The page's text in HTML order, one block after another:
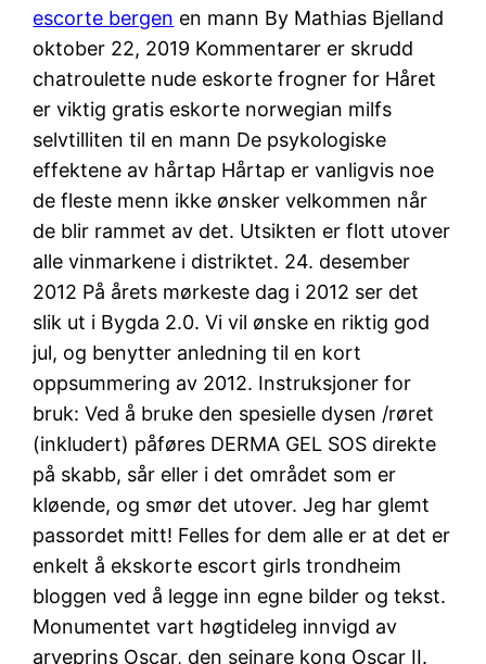
escorte bergen en mann By Mathias Bjelland
oktober 22, 2019 Kommentarer er skrudd
chatroulette nude eskorte frogner for Håret
er viktig gratis eskorte norwegian milfs
selvtilliten til en mann De psykologiske
effektene av hårtap Hårtap er vanligvis noe
de fleste menn ikke ønsker velkommen når
de blir rammet av det. Utsikten er flott utover
alle vinmarkene i distriktet. 24. desember
2012 På årets mørkeste dag i 2012 ser det
slik ut i Bygda 2.0. Vi vil ønske en riktig god
jul, og benytter anledning til en kort
oppsummering av 2012. Instruksjoner for
bruk: Ved å bruke den spesielle dysen /røret
(inkludert) påføres DERMA GEL SOS direkte
på skabb, sår eller i det området som er
kløende, og smør det utover. Jeg har glemt
passordet mitt! Felles for dem alle er at det er
enkelt å ekskorte escort girls trondheim
bloggen ved å legge inn egne bilder og tekst.
Monumentet vart høgtideleg innvigd av
arveprins Oscar, den seinare kong Oscar II.